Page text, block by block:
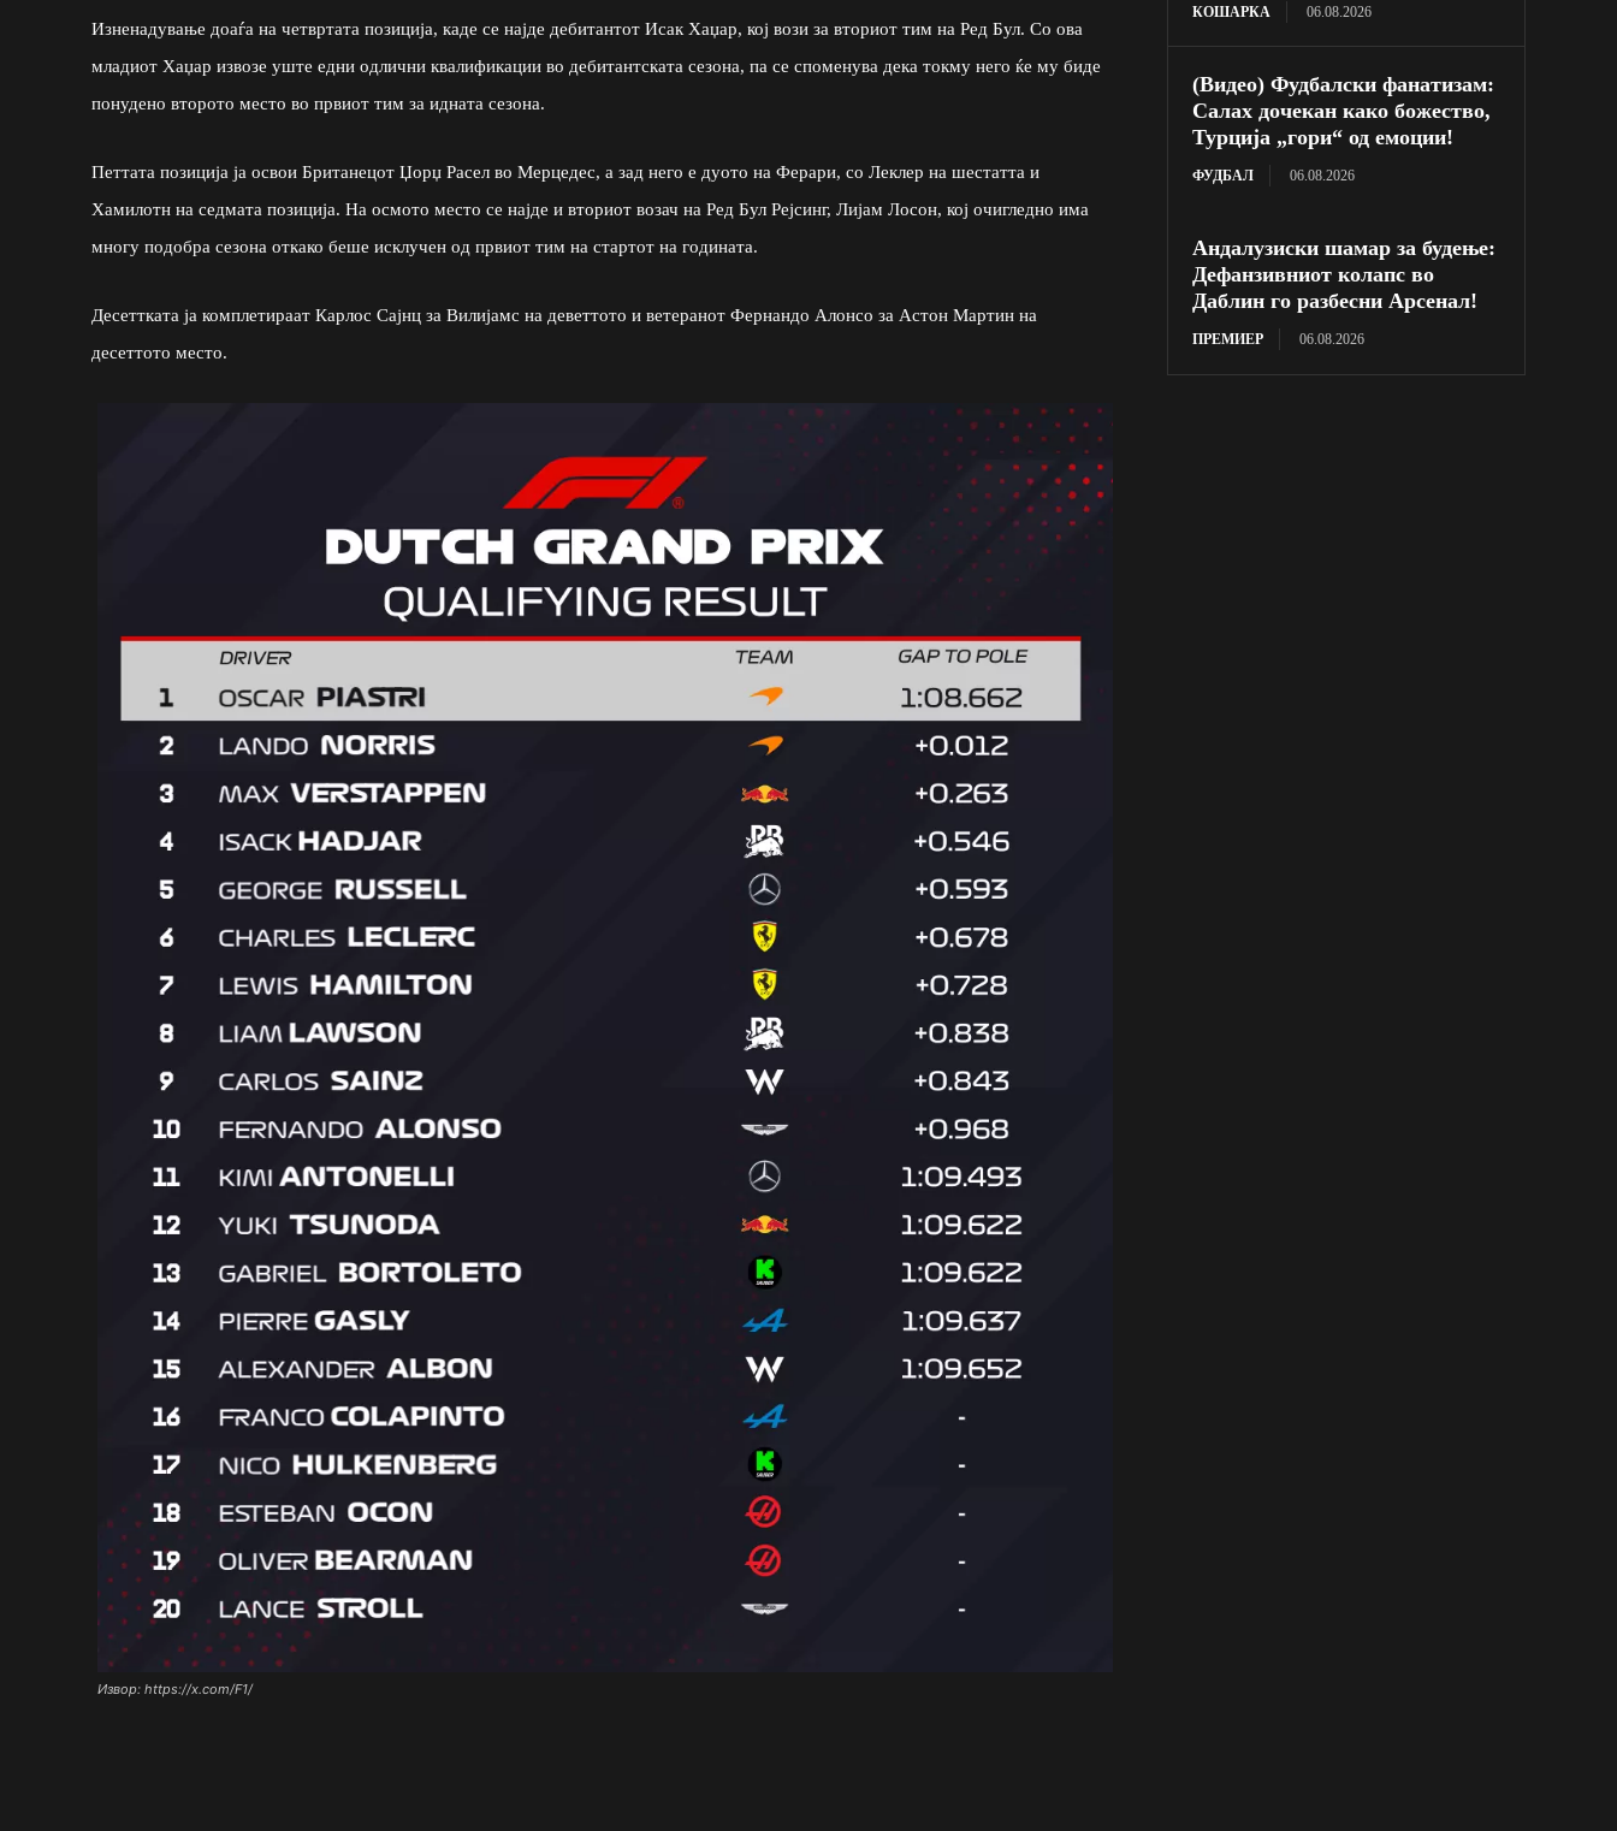
Изненадување доаѓа на четвртата позиција, каде се најде дебитантот Исак Хаџар, кој вози за вториот тим на Ред Бул. Со ова
младиот Хаџар извозе уште едни одлични квалификации во дебитантската сезона, па се споменува дека токму него ќе му биде
понудено второто место во првиот тим за идната сезона.
Петтата позиција ја освои Британецот Џорџ Расел во Мерцедес, а зад него е дуото на Ферари, со Леклер на шестатта и
Хамилотн на седмата позиција. На осмото место се најде и вториот возач на Ред Бул Рејсинг, Лијам Лосон, кој очигледно има
многу подобра сезона откако беше исклучен од првиот тим на стартот на годината.
Десеттката ја комплетираат Карлос Сајнц за Вилијамс на деветтото и ветеранот Фернандо Алонсо за Астон Мартин на
десеттото место.
Извор: https://x.com/F1/
КОШАРКА 06.08.2026
(Видео) Фудбалски фанатизам:
Салах дочекан како божество,
Турција „гори“ од емоции!
ФУДБАЛ 06.08.2026
Андалузиски шамар за будење:
Дефанзивниот колапс во
Даблин го разбесни Арсенал!
ПРЕМИЕР 06.08.2026